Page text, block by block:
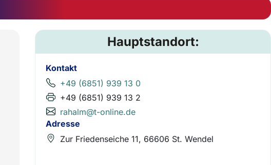
Hauptstandort:
Kontakt
+49 (6851) 939 13 0
+49 (6851) 939 13 2
rahalm@t-online.de
Adresse
Zur Friedenseiche 11, 66606 St. Wendel